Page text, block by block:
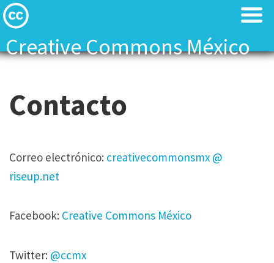
Creative Commons México
Blog
Blog
Contacto
Correo electrónico: creativecommonsmx @
riseup.net
Facebook: Creative Commons México
Twitter: @ccmx